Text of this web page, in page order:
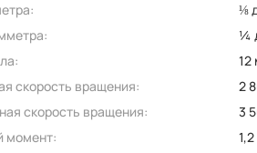
⅛
¼
12
скорость вращения:
2
скорость вращения:
3
момент: